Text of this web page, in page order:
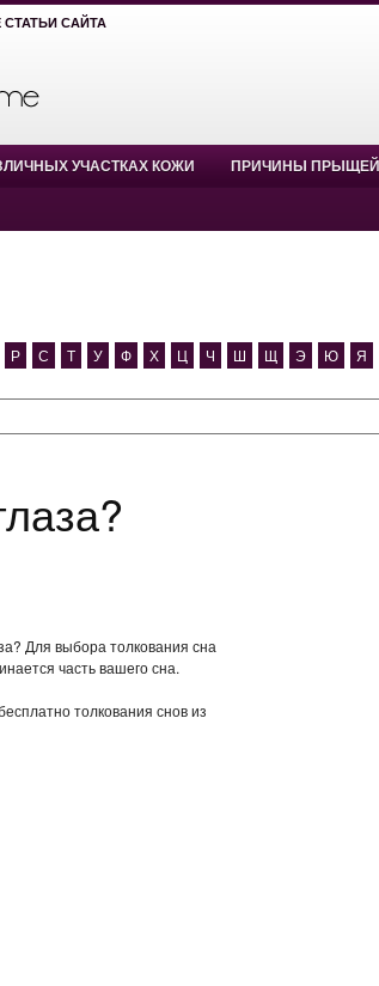
СТАТЬИ САЙТА
УЧАСТКАХ КОЖИ ПРИЧИНЫ ПРЫЩЕЙ
Р С Т У Ф Х Ц Ч Ш Щ Э Ю Я
Для выбора толкования сна
часть вашего сна.
толкования снов из